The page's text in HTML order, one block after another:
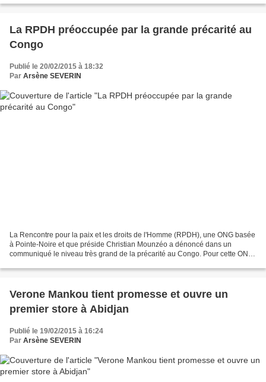
La RPDH préoccupée par la grande précarité au
Congo
Publié le 20/02/2015 à 18:32
Par Arsène SEVERIN
La Rencontre pour la paix et les droits de l'Homme (RPDH), une ONG basée
à Pointe-Noire et que préside Christian Mounzéo a dénoncé dans un
communiqué le niveau très grand de la précarité au Congo. Pour cette ONG,
Verone Mankou tient promesse et ouvre un
premier store à Abidjan
Publié le 19/02/2015 à 16:24
Par Arsène SEVERIN